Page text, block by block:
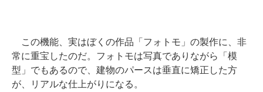
この機能、実はぼくの作品「フォトモ」の製作に、非
常に重宝したのだ。フォトモは写真でありながら「模
型」でもあるので、建物のパースは垂直に矯正した方
が、リアルな仕上がりになる。